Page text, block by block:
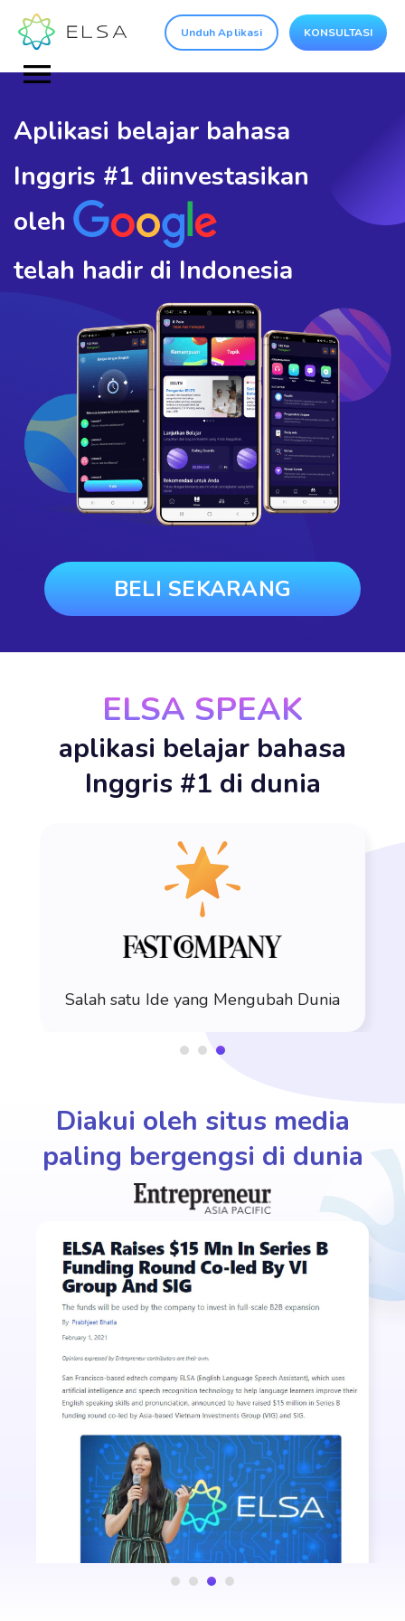
Unduh Aplikasi KONSULTASI
Aplikasi belajar bahasa
Inggris #1 diinvestasikan
oleh
telah hadir di Indonesia
BELI SEKARANG
ELSA SPEAK
aplikasi belajar bahasa
Inggris #1 di dunia
Salah satu Ide yang Mengubah Dunia
Diakui oleh situs media
paling bergengsi di dunia